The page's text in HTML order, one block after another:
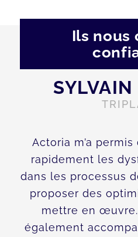
Ils nous
Actoria m’a
rapidement les
dans les processus
proposer des
mettre en
également